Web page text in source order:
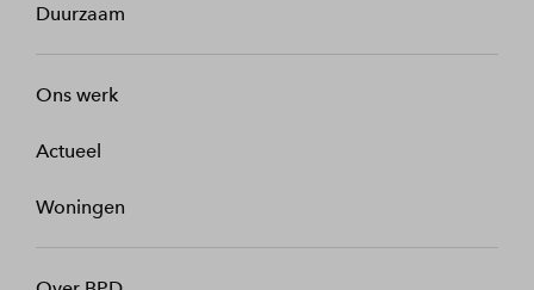
Duurzaam
Ons werk
Actueel
Woningen